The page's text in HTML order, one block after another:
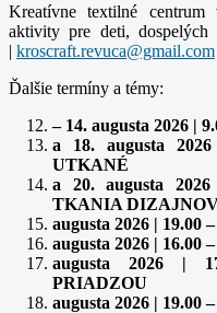
Kreatívne textilné centrum
aktivity pre deti,
| kroscraft.revuca@gmail.com
Ďalšie termíny a témy:
– 14. augusta 2026 |
a 18. augusta
UTKANÉ
a 20. augusta
TKANIA
augusta 2026 |
augusta 2026 |
augusta 2026 |
PRIADZOU
augusta 2026 |